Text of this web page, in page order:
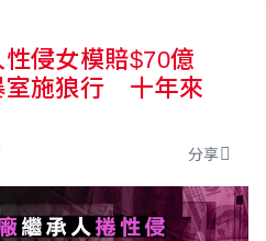
性侵女模賠$70億
室施狼行 十年來
分享